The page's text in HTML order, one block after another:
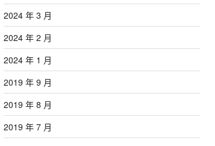
2024 年 3 月
2024 年 2 月
2024 年 1 月
2019 年 9 月
2019 年 8 月
2019 年 7 月